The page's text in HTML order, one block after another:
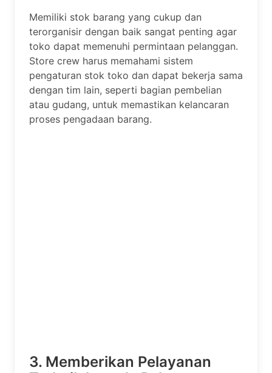
Memiliki stok barang yang cukup dan
terorganisir dengan baik sangat penting agar
toko dapat memenuhi permintaan pelanggan.
Store crew harus memahami sistem
pengaturan stok toko dan dapat bekerja sama
dengan tim lain, seperti bagian pembelian
atau gudang, untuk memastikan kelancaran
proses pengadaan barang.
3. Memberikan Pelayanan